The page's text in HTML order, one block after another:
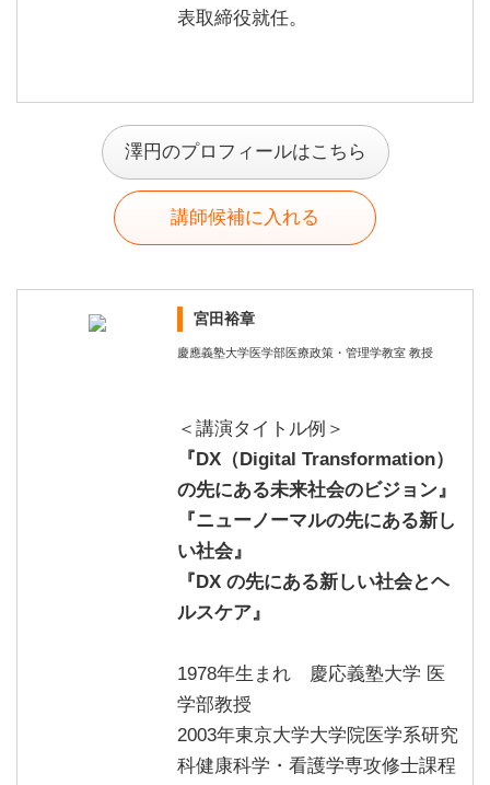
表取締役就任。
澤円のプロフィールはこちら
講師候補に入れる
宮田裕章
慶應義塾大学医学部医療政策・管理学教室 教授
＜講演タイトル例＞
『DX（Digital Transformation）
の先にある未来社会のビジョン』
『ニューノーマルの先にある新し
い社会』
『DX の先にある新しい社会とヘ
ルスケア』
1978年生まれ 慶応義塾大学 医
学部教授
2003年東京大学大学院医学系研究
科健康科学・看護学専攻修士課程